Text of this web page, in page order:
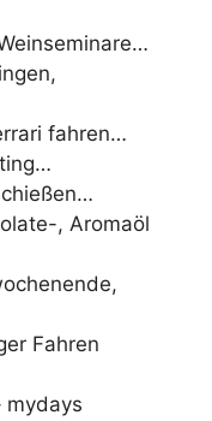
fahren…
, Aromaöl
Fahren
mydays